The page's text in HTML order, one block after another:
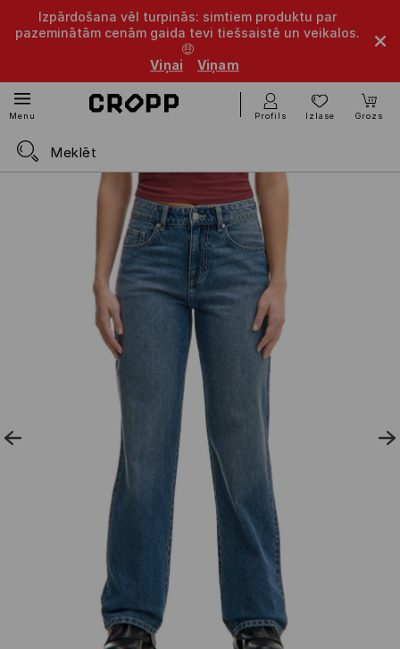
Izpārdošana vēl turpinās: simtiem produktu par
pazeminātām cenām gaida tevi tiešsaistē un veikalos.
🤑
Viņai
Viņam
Menu Profils Izlase Grozs